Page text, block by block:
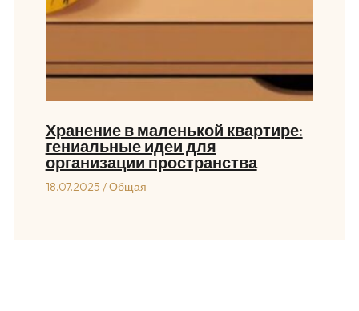
Хранение в маленькой квартире:
гениальные идеи для
организации пространства
18.07.2025 /Общая